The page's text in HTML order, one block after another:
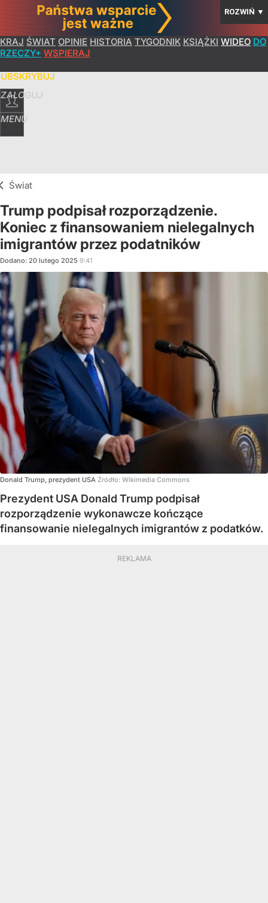
ROZWIŃ ▼
KRAJ ŚWIAT OPINIE HISTORIA TYGODNIK KSIĄŻKI WIDEO DO
RZECZY+ WSPIERAJ
ZALOGUJ
MENU
Świat
Trump podpisał rozporządzenie.
Koniec z finansowaniem nielegalnych
imigrantów przez podatników
Dodano: 20 lutego 2025 9:41
Donald Trump, prezydent USA Źródło: Wikimedia Commons
Prezydent USA Donald Trump podpisał
rozporządzenie wykonawcze kończące
finansowanie nielegalnych imigrantów z podatków.